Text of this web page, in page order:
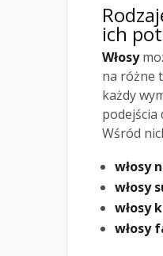
ich
Włosy
na różne
każdy
podejścia
Wśród
włosy
włosy
włosy
włosy